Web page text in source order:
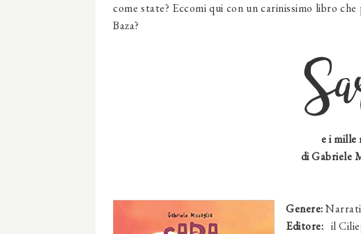
come state? Eccomi qui con un carinissimo libro
Baza?
e i mille
di Gabriele
Genere:
Editore: il